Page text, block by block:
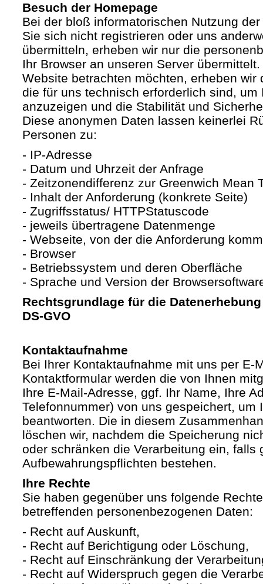
Besuch der Homepage
Bei der bloß informatorischen Nutzung
Sie sich nicht registrieren oder uns
übermitteln, erheben wir nur die
Ihr Browser an unseren Server
Website betrachten möchten, erheben wir
die für uns technisch erforderlich sind, um
anzuzeigen und die Stabilität und
Diese anonymen Daten lassen keinerlei
Personen zu:
- IP-Adresse
- Datum und Uhrzeit der Anfrage
- Zeitzonendifferenz zur Greenwich Mean
- Inhalt der Anforderung (konkrete Seite)
- Zugriffsstatus/ HTTPStatuscode
- jeweils übertragene Datenmenge
- Webseite, von der die Anforderung
- Browser
- Betriebssystem und deren Oberfläche
- Sprache und Version der
Rechtsgrundlage für die
DS-GVO
Kontaktaufnahme
Bei Ihrer Kontaktaufnahme mit uns per E-
Kontaktformular werden die von Ihnen
Ihre E-Mail-Adresse, ggf. Ihr Name, Ihre
Telefonnummer) von uns gespeichert, um
beantworten. Die in diesem
löschen wir, nachdem die Speicherung
oder schränken die Verarbeitung ein, falls
Aufbewahrungspflichten bestehen.
Ihre Rechte
Sie haben gegenüber uns folgende
betreffenden personenbezogenen Daten:
- Recht auf Auskunft,
- Recht auf Berichtigung oder Löschung,
- Recht auf Einschränkung der
- Recht auf Widerspruch gegen die